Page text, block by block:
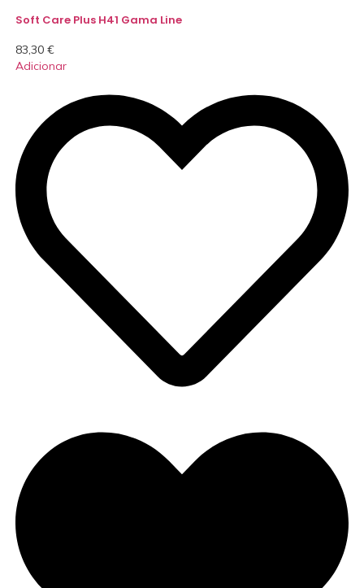
Soft Care Plus H41 Gama Line
83,30 €
Adicionar